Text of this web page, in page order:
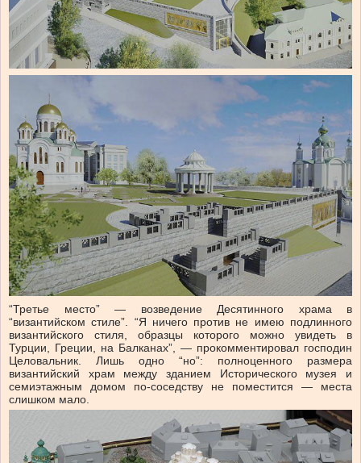
“Третье место” — возведение Десятинного храма в
“византийском стиле”. “Я ничего против не имею подлинного
византийского стиля, образцы которого можно увидеть в
Турции, Греции, на Балканах”, — прокомментировал господин
Целовальник. Лишь одно “но”: полноценного размера
византийский храм между зданием Исторического музея и
семиэтажным домом по-соседству не поместится — места
слишком мало.